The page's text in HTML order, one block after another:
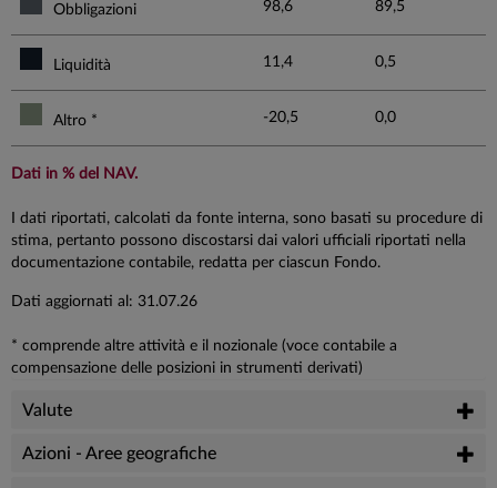
Obbligazioni 98,6 89,5
Liquidità 11,4 0,5
Altro * -20,5 0,0
Dati in % del NAV.
I dati riportati, calcolati da fonte interna, sono basati su procedure di
stima, pertanto possono discostarsi dai valori ufficiali riportati nella
documentazione contabile, redatta per ciascun Fondo.
Dati aggiornati al: 31.07.26
* comprende altre attività e il nozionale (voce contabile a
compensazione delle posizioni in strumenti derivati)
Valute
Azioni - Aree geografiche